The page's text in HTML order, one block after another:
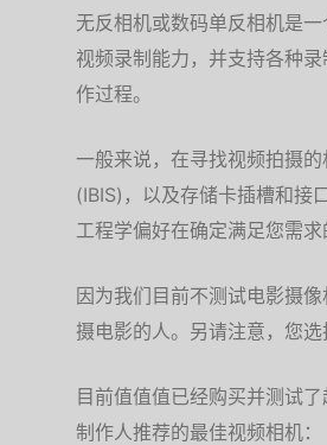
无反相机或数码单反相机是
视频录制能力，并支持各种
作过程。
一般来说，在寻找视频拍摄
(IBIS)，以及存储卡插槽和接
工程学偏好在确定满足您需
因为我们目前不测试电影摄
摄电影的人。另请注意，您
目前值值值已经购买并测试
制作人推荐的最佳视频相机：